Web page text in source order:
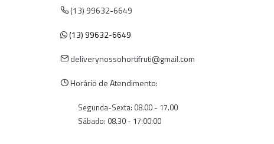
(13) 99632-6649
(13) 99632-6649
deliverynossohortifruti@gmail.com
Horário de Atendimento:
Segunda-Sexta: 08.00 - 17.00
Sábado: 08.30 - 17:00:00